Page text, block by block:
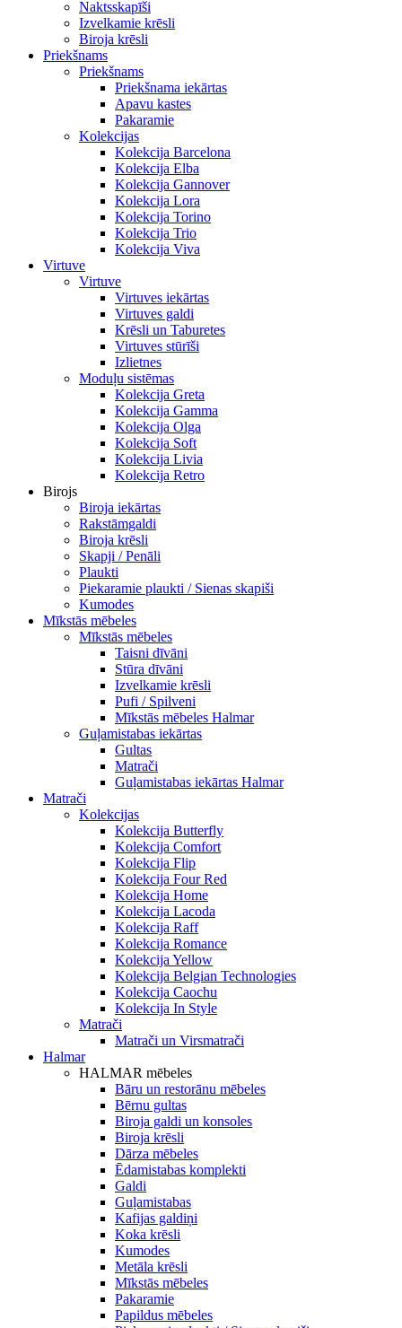
Naktsskapīši
Izvelkamie krēsli
Biroja krēsli
Priekšnams
Priekšnams
Priekšnama iekārtas
Apavu kastes
Pakaramie
Kolekcijas
Kolekcija Barcelona
Kolekcija Elba
Kolekcija Gannover
Kolekcija Lora
Kolekcija Torino
Kolekcija Trio
Kolekcija Viva
Virtuve
Virtuve
Virtuves iekārtas
Virtuves galdi
Krēsli un Taburetes
Virtuves stūrīši
Izlietnes
Moduļu sistēmas
Kolekcija Greta
Kolekcija Gamma
Kolekcija Olga
Kolekcija Soft
Kolekcija Livia
Kolekcija Retro
Birojs
Biroja iekārtas
Rakstāmgaldi
Biroja krēsli
Skapji / Penāli
Plaukti
Piekaramie plaukti / Sienas skapiši
Kumodes
Mīkstās mēbeles
Mīkstās mēbeles
Taisni dīvāni
Stūra dīvāni
Izvelkamie krēsli
Pufi / Spilveni
Mīkstās mēbeles Halmar
Guļamistabas iekārtas
Gultas
Matrači
Guļamistabas iekārtas Halmar
Matrači
Kolekcijas
Kolekcija Butterfly
Kolekcija Comfort
Kolekcija Flip
Kolekcija Four Red
Kolekcija Home
Kolekcija Lacoda
Kolekcija Raff
Kolekcija Romance
Kolekcija Yellow
Kolekcija Belgian Technologies
Kolekcija Caochu
Kolekcija In Style
Matrači
Matrači un Virsmatrači
Halmar
HALMAR mēbeles
Bāru un restorānu mēbeles
Bērnu gultas
Biroja galdi un konsoles
Biroja krēsli
Dārza mēbeles
Ēdamistabas komplekti
Galdi
Guļamistabas
Kafijas galdiņi
Koka krēsli
Kumodes
Metāla krēsli
Mīkstās mēbeles
Pakaramie
Papildus mēbeles